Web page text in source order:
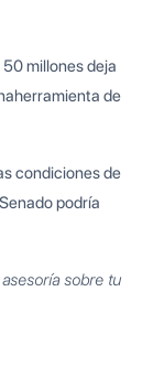
50 millones deja
de
condiciones de
podría
sobre tu